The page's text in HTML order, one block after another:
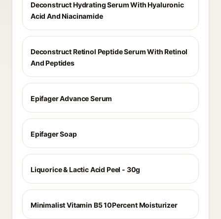
Deconstruct Hydrating Serum With Hyaluronic
Acid And Niacinamide
Deconstruct Retinol Peptide Serum With Retinol
And Peptides
Epifager Advance Serum
Epifager Soap
Liquorice & Lactic Acid Peel - 30g
Minimalist Vitamin B5 10Percent Moisturizer